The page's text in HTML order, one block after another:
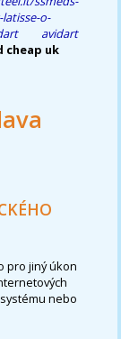
o-
avidart
cheap uk
pro jiný úkon
nebo